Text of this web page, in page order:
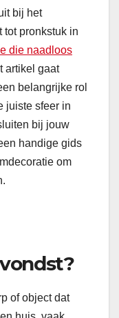
bij het
tot pronkstuk in
die naadloos
artikel gaat
belangrijke rol
juiste sfeer in
bij jouw
handige gids
om
of object dat